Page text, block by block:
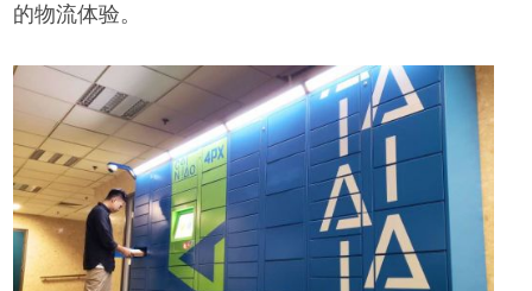
的物流体验。